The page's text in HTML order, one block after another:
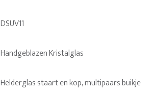
DSUV11
Handgeblazen Kristalglas
Helderglas staart en kop, multipaars buikje